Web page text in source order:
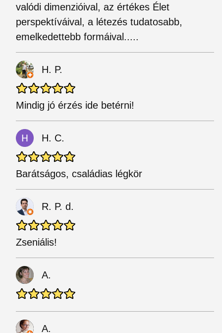
valódi dimenzióival, az értékes Élet
perspektíváival, a létezés tudatosabb,
emelkedettebb formáival.....
H. P.
Mindig jó érzés ide betérni!
H. C.
Barátságos, családias légkör
R. P. d.
Zseniális!
A.
A.